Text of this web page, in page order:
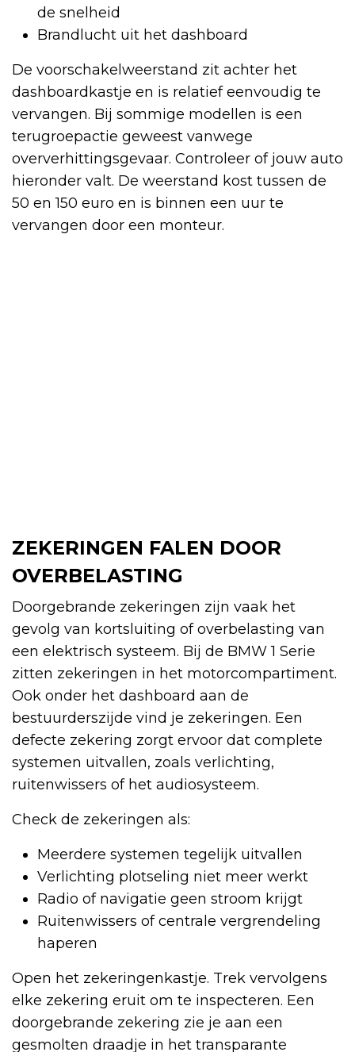
de snelheid
Brandlucht uit het dashboard
De voorschakelweerstand zit achter het
dashboardkastje en is relatief eenvoudig te
vervangen. Bij sommige modellen is een
terugroepactie geweest vanwege
oververhittingsgevaar. Controleer of jouw auto
hieronder valt. De weerstand kost tussen de
50 en 150 euro en is binnen een uur te
vervangen door een monteur.
ZEKERINGEN FALEN DOOR
OVERBELASTING
Doorgebrande zekeringen zijn vaak het
gevolg van kortsluiting of overbelasting van
een elektrisch systeem. Bij de BMW 1 Serie
zitten zekeringen in het motorcompartiment.
Ook onder het dashboard aan de
bestuurderszijde vind je zekeringen. Een
defecte zekering zorgt ervoor dat complete
systemen uitvallen, zoals verlichting,
ruitenwissers of het audiosysteem.
Check de zekeringen als:
Meerdere systemen tegelijk uitvallen
Verlichting plotseling niet meer werkt
Radio of navigatie geen stroom krijgt
Ruitenwissers of centrale vergrendeling
haperen
Open het zekeringenkastje. Trek vervolgens
elke zekering eruit om te inspecteren. Een
doorgebrande zekering zie je aan een
gesmolten draadje in het transparante